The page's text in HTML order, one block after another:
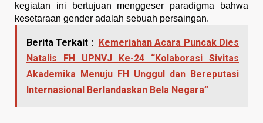
kegiatan ini bertujuan menggeser paradigma bahwa
kesetaraan gender adalah sebuah persaingan.
Berita Terkait :
Kemeriahan Acara Puncak Dies
Natalis FH UPNVJ Ke-24 “Kolaborasi Sivitas
Akademika Menuju FH Unggul dan Bereputasi
Internasional Berlandaskan Bela Negara”